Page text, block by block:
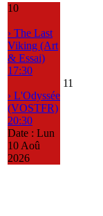
10
› The Last
Viking (Art
& Essai)
17:30
› L'Odyssée
(VOSTFR)
20:30
Date : Lun
10 Aoû
2026
11